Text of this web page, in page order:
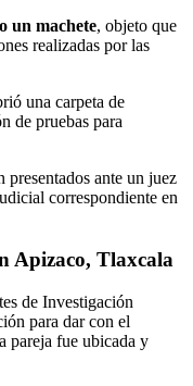
un machete, objeto que
realizadas por las
una carpeta de
de pruebas para
presentados ante un juez
correspondiente en
Apizaco, Tlaxcala
de Investigación
para dar con el
pareja fue ubicada y